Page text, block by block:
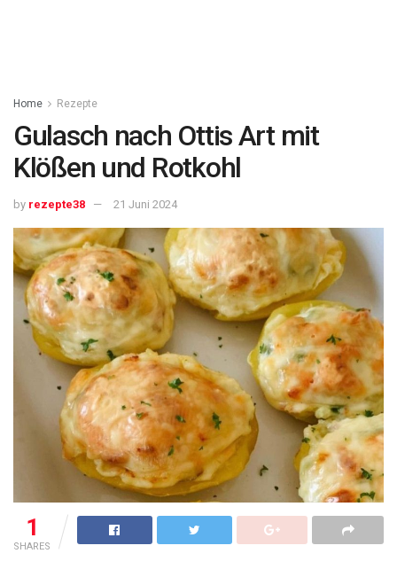
Home Rezepte
Gulasch nach Ottis Art mit
Klößen und Rotkohl
by rezepte38 21 Juni 2024
1
SHARES